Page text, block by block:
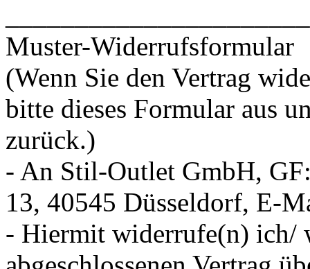
Muster-Widerrufsformular
(Wenn Sie den Vertrag
bitte dieses Formular aus
zurück.)
- An Stil-Outlet GmbH,
13, 40545 Düsseldorf, E-
- Hiermit widerrufe(n)